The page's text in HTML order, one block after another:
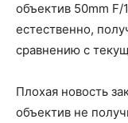
объектив 50mm
естественно,
сравнению с
Плохая новость
объектив не